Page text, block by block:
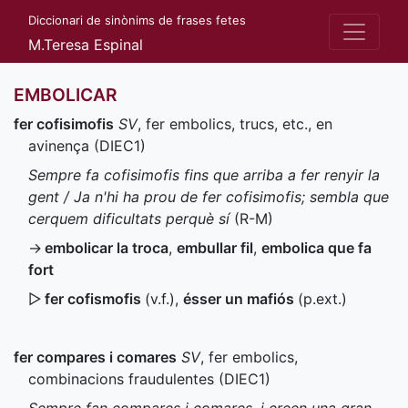
Diccionari de sinònims de frases fetes
M.Teresa Espinal
EMBOLICAR
fer cofisimofis SV, fer embolics, trucs, etc., en
avinença (DIEC1)
Sempre fa cofisimofis fins que arriba a fer renyir la
gent / Ja n'hi ha prou de fer cofisimofis; sembla que
cerquem dificultats perquè sí(R-M)
→ embolicar la troca, embullar fil, embolica que fa
fort
▷ fer cofismofis (v.f.), ésser un mafiós (p.ext.)
fer compares i comares SV, fer embolics,
combinacions fraudulentes (DIEC1)